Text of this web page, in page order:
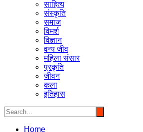
साहित्य
संस्कृति
समाज
विमर्श
विज्ञान
वन्य जीव
महिला संसार
प्रकृति
जीवन
कला
इतिहास
Home